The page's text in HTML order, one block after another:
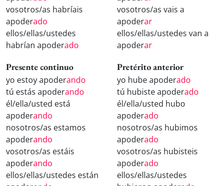
vosotros/as habríais
apoderado
ellos/ellas/ustedes
habrían apoderado
vosotros/as vais a
apoderar
ellos/ellas/ustedes van a
apoderar
Presente continuo
yo estoy apoderando
tú estás apoderando
él/ella/usted está
apoderando
nosotros/as estamos
apoderando
vosotros/as estáis
apoderando
ellos/ellas/ustedes están
Pretérito anterior
yo hube apoderado
tú hubiste apoderado
él/ella/usted hubo
apoderado
nosotros/as hubimos
apoderado
vosotros/as hubisteis
apoderado
ellos/ellas/ustedes